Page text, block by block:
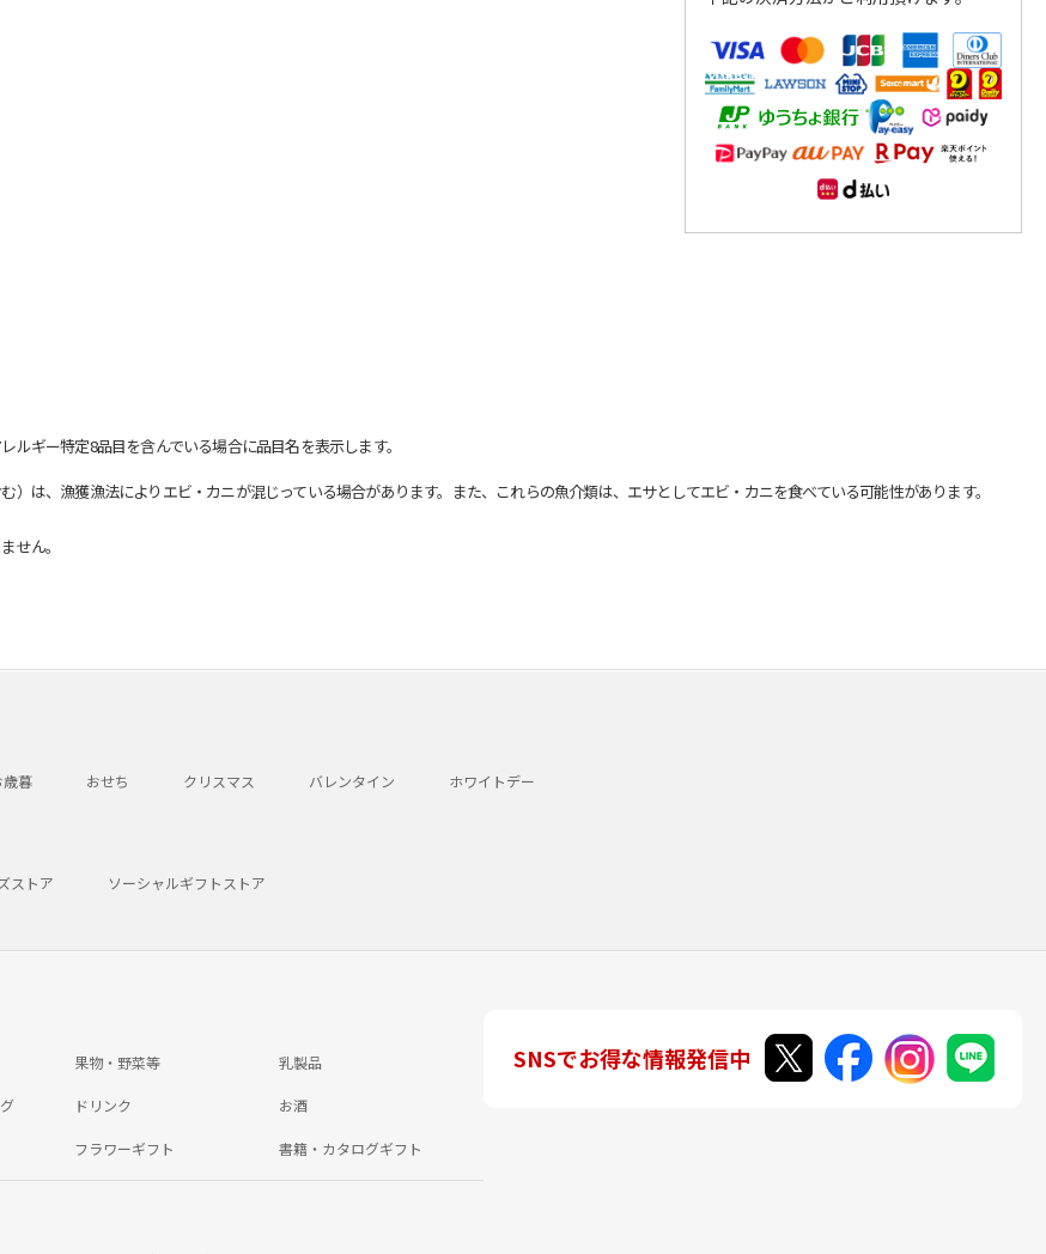
ギー特定8品目を含んでいる場合に品目名を表示します。
は、漁獲漁法によりエビ・カニが混じっている場合があります。また、これらの魚介類は、エサとしてエビ・カニを食べている可能性があります。
せん。
歳暮 おせち クリスマス バレンタイン ホワイトデー
ストア ソーシャルギフトストア
果物・野菜等 乳製品
ドリンク お酒
フラワーギフト 書籍・カタログギフト
SNSでお得な情報発信中